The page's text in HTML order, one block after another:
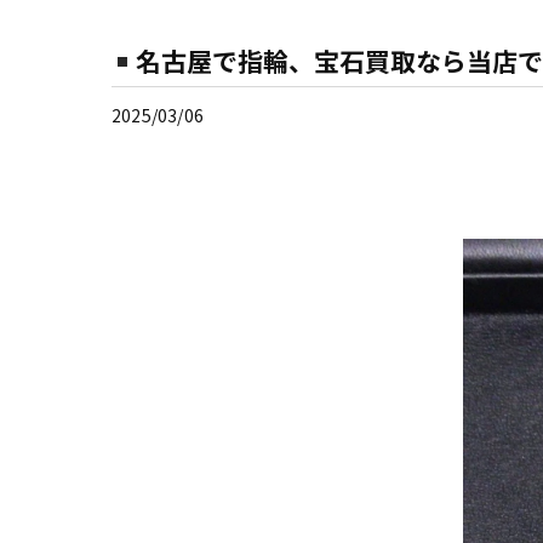
名古屋で指輪、宝石買取なら当店
2025/03/06